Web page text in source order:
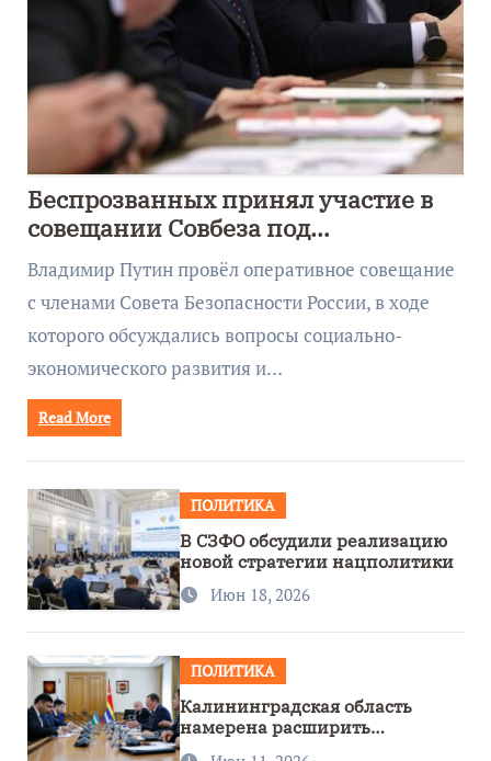
Беспрозванных принял участие в
совещании Совбеза под
руководством Путина
Владимир Путин провёл оперативное совещание
с членами Совета Безопасности России, в ходе
которого обсуждались вопросы социально-
экономического развития и…
Read More
ПОЛИТИКА
В СЗФО обсудили реализацию
новой стратегии нацполитики
Июн 18, 2026
ПОЛИТИКА
Калининградская область
намерена расширить
сотрудничество с Узбекистаном